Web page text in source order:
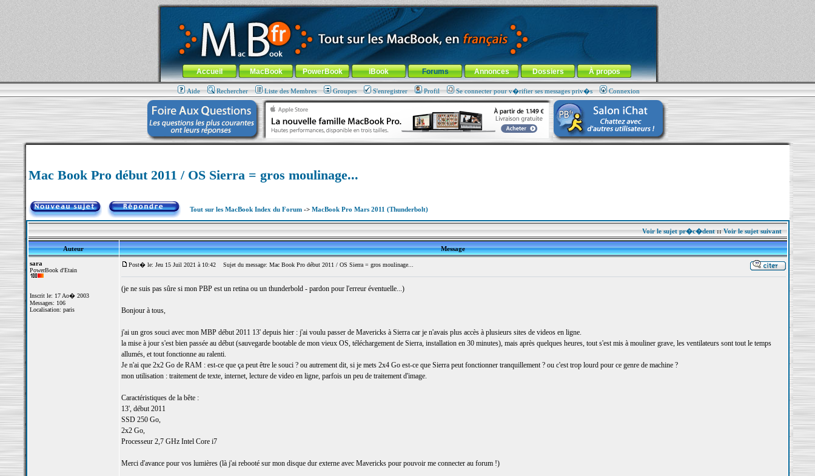
MacBook-fr.com : 100% Apple... 100% nomade !
Aller au contenu-Aller au menu général-Aller au menu de la rubrique
Menu général
Accueil MacBook PowerBook iBook Forums Annonces Dossiers À propos
Aide Rechercher Liste des Membres Groupes S'enregistrer Profil Se connecter pour v�rifier ses messages priv�s Connexion
Mac Book Pro début 2011 / OS Sierra = gros moulinage...
Tout sur les MacBook Index du Forum-> MacBook Pro Mars 2011 (Thunderbolt)
Voir le sujet pr�c�dent::Voir le sujet suivant
Auteur
Message
sara
PowerBook d'Etain
Inscrit le: 17 Ao� 2003
Messages: 106
Localisation: paris
Post� le: Jeu 15 Juil 2021 à 10:42 Sujet du message: Mac Book Pro début 2011 / OS Sierra = gros moulinage...
(je ne suis pas sûre si mon PBP est un retina ou un thunderbold - pardon pour l'erreur éventuelle...)
Bonjour à tous,
j'ai un gros souci avec mon MBP début 2011 13' depuis hier : j'ai voulu passer de Mavericks à Sierra car je n'avais plus accès à plusieurs sites de videos en ligne.
la mise à jour s'est bien passée au début (sauvegarde bootable de mon vieux OS, téléchargement de Sierra, installation en 30 minutes), mais après quelques heures, tout s'est mis à mouliner grave, les ventilateurs sont tout le temps
allumés, et tout fonctionne au ralenti.
Je n'ai que 2x2 Go de RAM : est-ce que ça peut être le souci ? ou autrement dit, si je mets 2x4 Go est-ce que Sierra peut fonctionner tranquillement ? ou c'est trop lourd pour ce genre de machine ?
mon utilisation : traitement de texte, internet, lecture de video en ligne, parfois un peu de traitement d'image.
Caractéristiques de la bête :
13', début 2011
SSD 250 Go,
2x2 Go,
Processeur 2,7 GHz Intel Core i7
Merci d'avance pour vos lumières (là j'ai rebooté sur mon disque dur externe avec Mavericks pour pouvoir me connecter au forum !)